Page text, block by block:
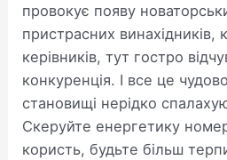
провокує появу
пристрасних винахідників,
керівників, тут гостро
конкуренція. І все це
становищі нерідко
Скеруйте енергетику
користь, будьте більш